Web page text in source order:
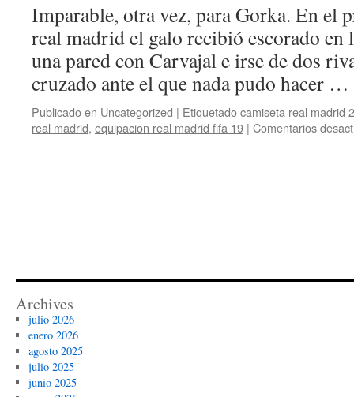
Imparable, otra vez, para Gorka. En el
real madrid el galo recibió escorado en
una pared con Carvajal e irse de dos
cruzado ante el que nada pudo hacer …
Publicado en Uncategorized | Etiquetadocamiseta real madrid
real madrid, equipacion real madrid fifa 19 | Comentarios
Archives
julio 2026
enero 2026
agosto 2025
julio 2025
junio 2025